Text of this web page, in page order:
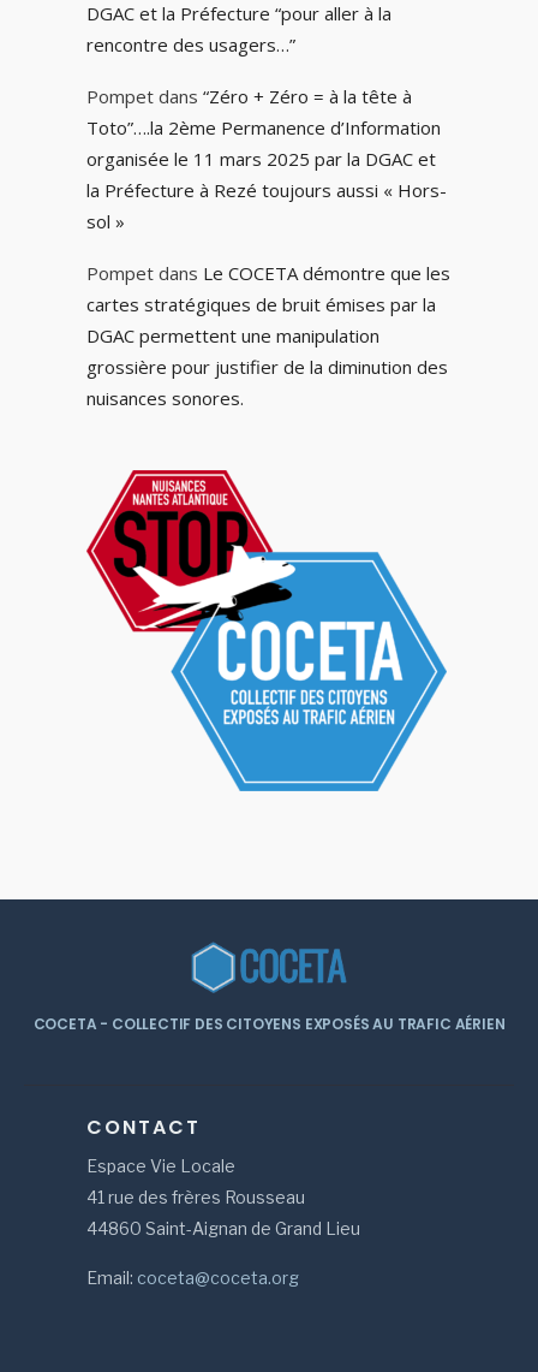
DGAC et la Préfecture “pour aller à la
rencontre des usagers…”
Pompetdans “Zéro + Zéro = à la tête à
Toto”….la 2ème Permanence d’Information
organisée le 11 mars 2025 par la DGAC et
la Préfecture à Rezé toujours aussi « Hors-
sol »
Pompetdans Le COCETA démontre que les
cartes stratégiques de bruit émises par la
DGAC permettent une manipulation
grossière pour justifier de la diminution des
nuisances sonores.
COCETA - COLLECTIF DES CITOYENS EXPOSÉS AU TRAFIC AÉRIEN
CONTACT
Espace Vie Locale
41 rue des frères Rousseau
44860 Saint-Aignan de Grand Lieu
Email: coceta@coceta.org